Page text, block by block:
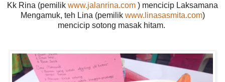
Kk Rina (pemilik www.jalanrina.com ) mencicip Laksamana
Mengamuk, teh Lina (pemilik www.linasasmita.com)
mencicip sotong masak hitam.